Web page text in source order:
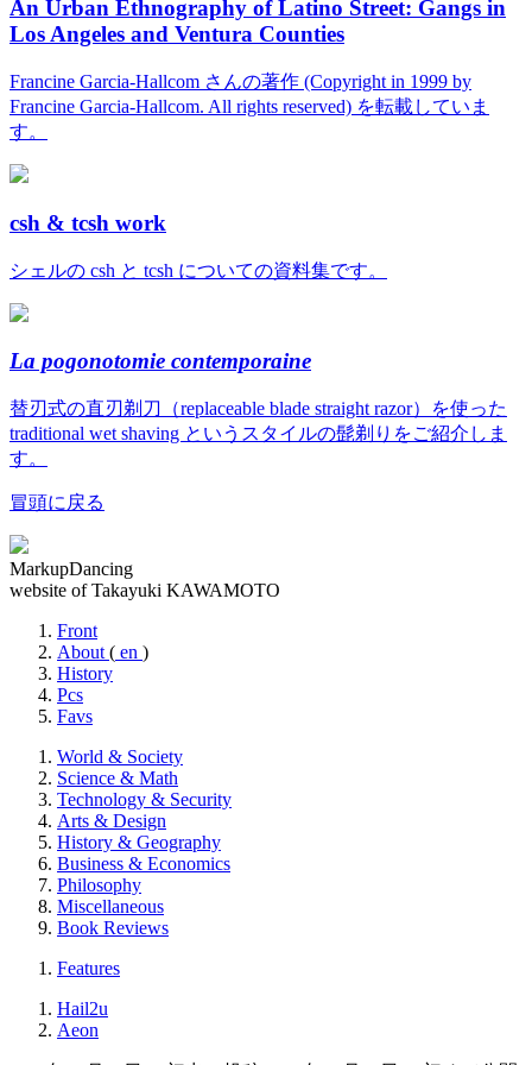
An Urban Ethnography of Latino Street: Gangs in
Los Angeles and Ventura Counties
Francine Garcia-Hallcom さんの著作 (Copyright in 1999 by
Francine Garcia-Hallcom. All rights reserved) を転載していま
す。
csh & tcsh work
シェルの csh と tcsh についての資料集です。
La pogonotomie contemporaine
替刃式の直刃剃刀（replaceable blade straight razor）を使った
traditional wet shaving というスタイルの髭剃りをご紹介しま
す。
冒頭に戻る
MarkupDancing
website of Takayuki KAWAMOTO
Front
About ( en )
History
Pcs
Favs
World & Society
Science & Math
Technology & Security
Arts & Design
History & Geography
Business & Economics
Philosophy
Miscellaneous
Book Reviews
Features
Hail2u
Aeon